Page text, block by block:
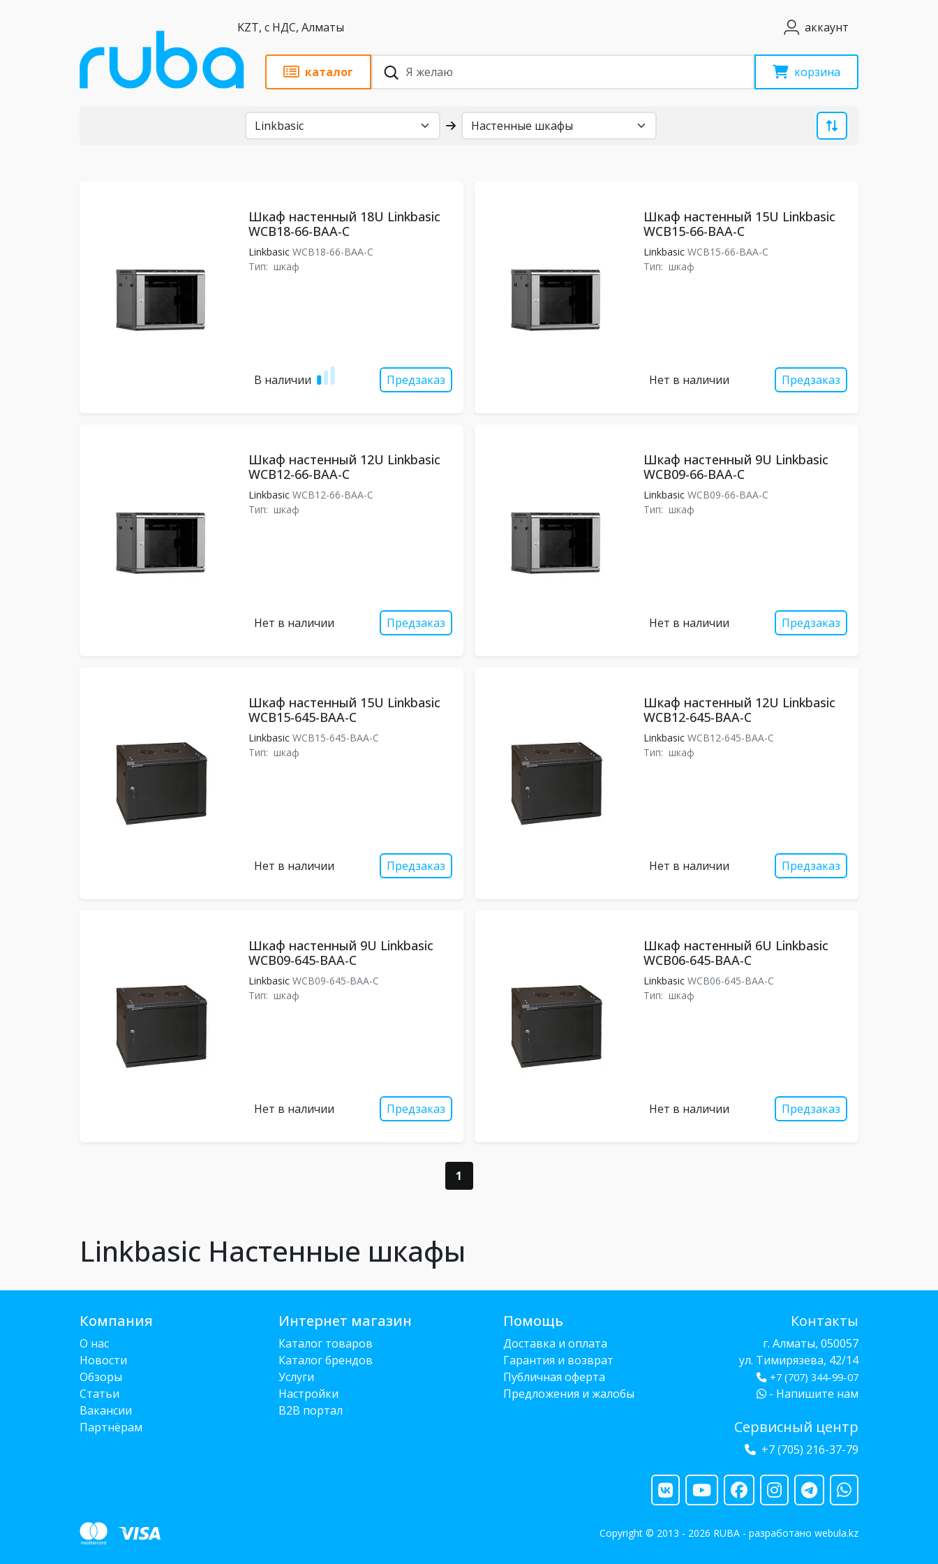
KZT, с НДС, Алматы аккаунт
каталог корзина
Шкаф настенный 18U Linkbasic
WCB18-66-BAA-C
LinkbasicWCB18-66-BAA-C
Тип: шкаф
В наличии Предзаказ
Шкаф настенный 15U Linkbasic
WCB15-66-BAA-C
LinkbasicWCB15-66-BAA-C
Тип: шкаф
Нет в наличии Предзаказ
Шкаф настенный 12U Linkbasic
WCB12-66-BAA-C
LinkbasicWCB12-66-BAA-C
Тип: шкаф
Нет в наличии Предзаказ
Шкаф настенный 9U Linkbasic
WCB09-66-BAA-C
LinkbasicWCB09-66-BAA-C
Тип: шкаф
Нет в наличии Предзаказ
Шкаф настенный 15U Linkbasic
WCB15-645-BAA-C
LinkbasicWCB15-645-BAA-C
Тип: шкаф
Нет в наличии Предзаказ
Шкаф настенный 12U Linkbasic
WCB12-645-BAA-C
LinkbasicWCB12-645-BAA-C
Тип: шкаф
Нет в наличии Предзаказ
Шкаф настенный 9U Linkbasic
WCB09-645-BAA-C
LinkbasicWCB09-645-BAA-C
Тип: шкаф
Нет в наличии Предзаказ
Шкаф настенный 6U Linkbasic
WCB06-645-BAA-C
LinkbasicWCB06-645-BAA-C
Тип: шкаф
Нет в наличии Предзаказ
1
Linkbasic Настенные шкафы
Компания
О нас
Новости
Обзоры
Статьи
Вакансии
Партнёрам
Интернет магазин
Каталог товаров
Каталог брендов
Услуги
Настройки
B2B портал
Помощь
Доставка и оплата
Гарантия и возврат
Публичная оферта
Предложения и жалобы
Контакты
г. Алматы, 050057
ул. Тимирязева, 42/14
+7 (707) 344-99-07
- Напишите нам
Сервисный центр
+7 (705) 216-37-79
Copyright © 2013 - 2026 RUBA - разработано webula.kz